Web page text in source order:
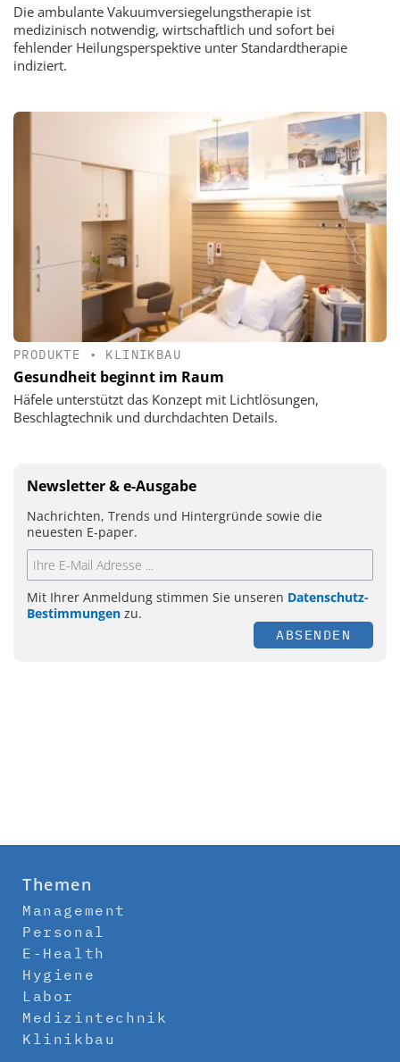
Die ambulante Vakuumversiegelungstherapie ist
medizinisch notwendig, wirtschaftlich und sofort bei
fehlender Heilungsperspektive unter Standardtherapie
indiziert.
PRODUKTE • KLINIKBAU
Gesundheit beginnt im Raum
Häfele unterstützt das Konzept mit Lichtlösungen,
Beschlagtechnik und durchdachten Details.
Newsletter & e-Ausgabe
Nachrichten, Trends und Hintergründe sowie die
neuesten E-paper.
Mit Ihrer Anmeldung stimmen Sie unseren Datenschutz-
Bestimmungen zu.
ABSENDEN
Themen
Management
Personal
E-Health
Hygiene
Labor
Medizintechnik
Klinikbau